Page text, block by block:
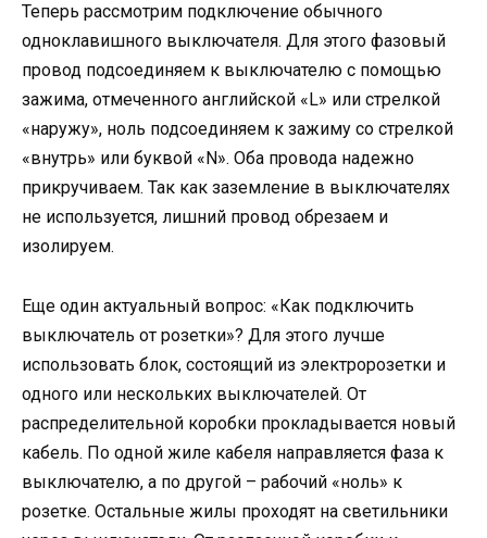
Теперь рассмотрим подключение обычного
одноклавишного выключателя. Для этого фазовый
провод подсоединяем к выключателю с помощью
зажима, отмеченного английской «L» или стрелкой
«наружу», ноль подсоединяем к зажиму со стрелкой
«внутрь» или буквой «N». Оба провода надежно
прикручиваем. Так как заземление в выключателях
не используется, лишний провод обрезаем и
изолируем.
Еще один актуальный вопрос: «Как подключить
выключатель от розетки»? Для этого лучше
использовать блок, состоящий из электророзетки и
одного или нескольких выключателей. От
распределительной коробки прокладывается новый
кабель. По одной жиле кабеля направляется фаза к
выключателю, а по другой – рабочий «ноль» к
розетке. Остальные жилы проходят на светильники